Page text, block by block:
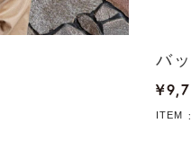
バ
¥
ITEM